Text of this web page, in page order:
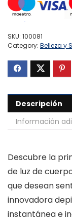
SKU: 100081
Category: Belleza y
Descripción
Información
Descubre la
de luz de
que desean
innovadora
instantánea e